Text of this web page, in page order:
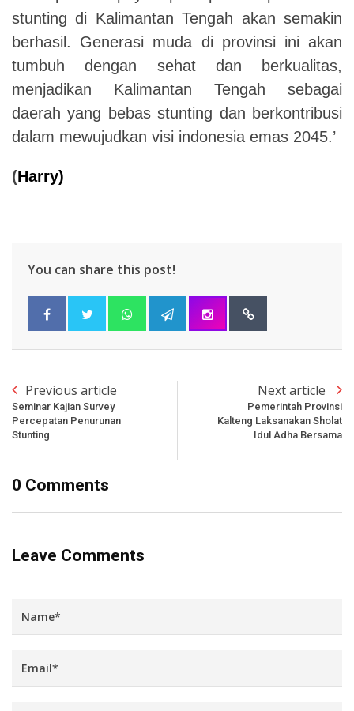
stunting di Kalimantan Tengah akan semakin
berhasil. Generasi muda di provinsi ini akan
tumbuh dengan sehat dan berkualitas,
menjadikan Kalimantan Tengah sebagai
daerah yang bebas stunting dan berkontribusi
dalam mewujudkan visi indonesia emas 2045.’
(Harry)
You can share this post!
Previous article
Seminar Kajian Survey
Percepatan Penurunan
Stunting
Next article
Pemerintah Provinsi
Kalteng Laksanakan Sholat
Idul Adha Bersama
0 Comments
Leave Comments